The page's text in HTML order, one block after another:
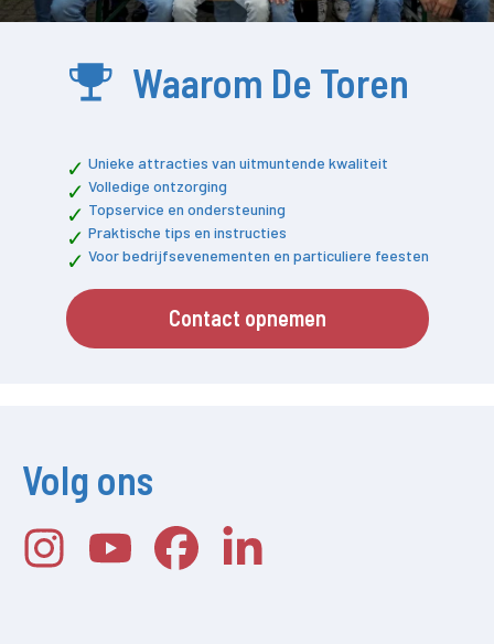
Waarom De Toren
Unieke attracties van uitmuntende kwaliteit
Volledige ontzorging
Topservice en ondersteuning
Praktische tips en instructies
Voor bedrijfsevenementen en particuliere feesten
Contact opnemen
Volg ons